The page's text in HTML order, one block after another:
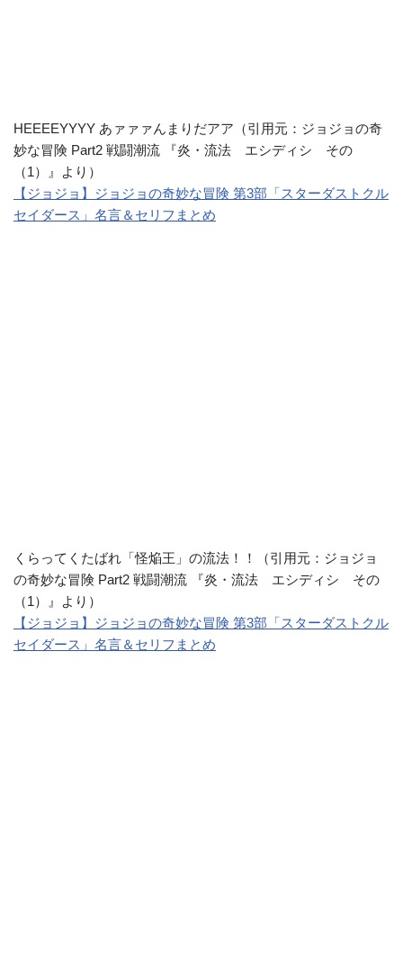
HEEEEYYYY あァァァんまりだアア（引用元：ジョジョの奇
妙な冒険 Part2 戦闘潮流 『炎・流法 エシディシ その
（1）』より）
【ジョジョ】ジョジョの奇妙な冒険 第3部「スターダストクル
セイダース」名言＆セリフまとめ
くらってくたばれ「怪焔王」の流法！！（引用元：ジョジョ
の奇妙な冒険 Part2 戦闘潮流 『炎・流法 エシディシ その
（1）』より）
【ジョジョ】ジョジョの奇妙な冒険 第3部「スターダストクル
セイダース」名言＆セリフまとめ